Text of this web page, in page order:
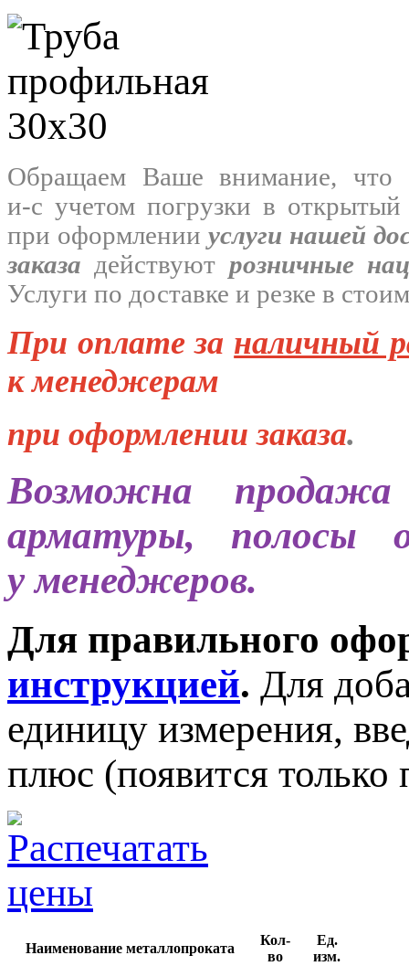
Обращаем Ваше внимание,
и-с учетом погрузки в
при оформлении услуги нашей
заказа действуют розничные
Услуги по доставке и резке в
При оплате за наличный
к менеджерам
при оформлении заказа.
Возможна
арматуры, полосы
у менеджеров.
Для правильного
инструкцией. Для
единицу измерения,
плюс (появится только
Наименование металлопроката
Кол-
во
Ед.
изм.